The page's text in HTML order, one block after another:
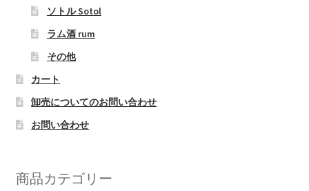
ソトル Sotol
ラム酒 rum
その他
カート
卸売についてのお問い合わせ
お問い合わせ
商品カテゴリー